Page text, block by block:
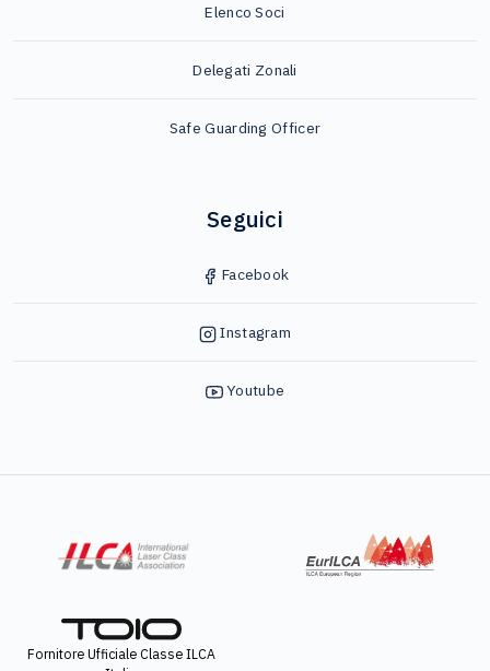
Elenco Soci
Delegati Zonali
Safe Guarding Officer
Seguici
Facebook
Instagram
Youtube
Fornitore Ufficiale Classe ILCA